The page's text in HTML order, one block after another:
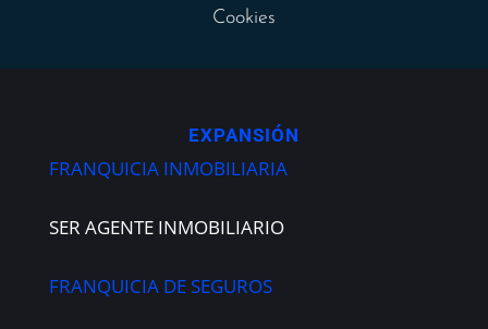
Cookies
EXPANSIÓN
FRANQUICIA INMOBILIARIA
SER AGENTE INMOBILIARIO
FRANQUICIA DE SEGUROS